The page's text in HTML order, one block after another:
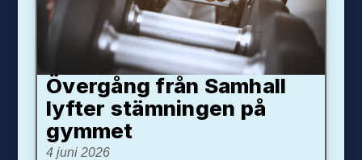
Övergång från Samhall
lyfter stämningen på
gymmet
4 juni 2026